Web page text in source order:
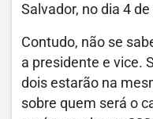
Salvador, no dia 4 de
Contudo, não se
a presidente e vice.
dois estarão na
sobre quem será o